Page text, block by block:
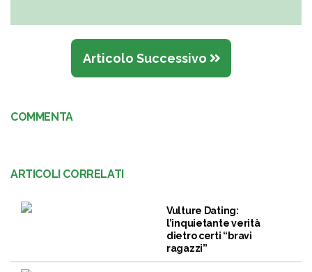
Articolo Successivo
COMMENTA
ARTICOLI CORRELATI
Vulture Dating:
l’inquietante verità
dietro certi “bravi
ragazzi”